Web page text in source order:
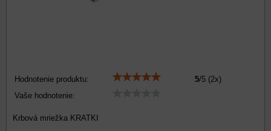
Hodnotenie produktu: 5/5 (2x)
Vaše hodnotenie:
Krbová mriežka KRATKI